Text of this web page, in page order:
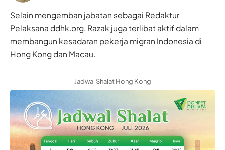
Selain mengemban jabatan sebagai Redaktur
Pelaksana ddhk.org, Razak juga terlibat aktif dalam
membangun kesadaran pekerja migran Indonesia di
Hong Kong dan Macau.
- Jadwal Shalat Hong Kong -